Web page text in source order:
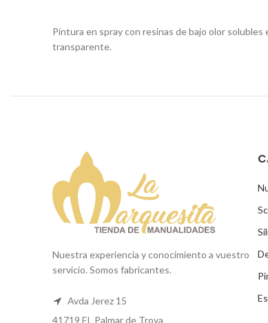
Pintura en spray con resinas de bajo olor
transparente.
Nuestra experiencia y conocimiento a vuestro
servicio. Somos fabricantes.
Avda Jerez 15
41719 EL Palmar de Troya